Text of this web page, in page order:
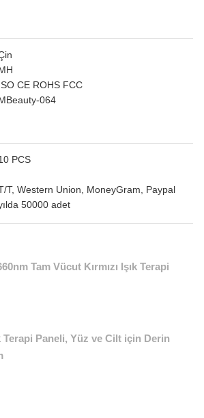
CE ROHS FCC
064
PCS
T, Western Union, MoneyGram, Paypal
50000 adet
Tam Vücut Kırmızı Işık Terapi
Terapi Paneli, Yüz ve Cilt için Derin